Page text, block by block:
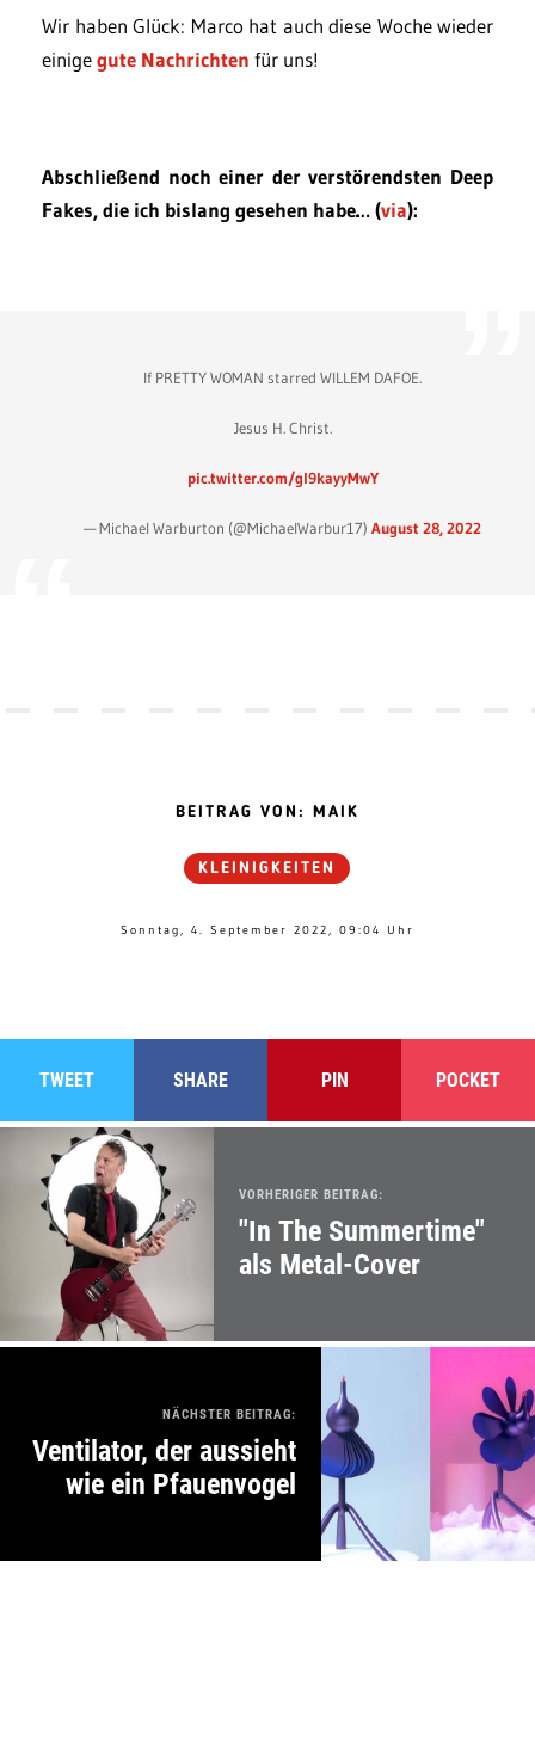
Wir haben Glück: Marco hat auch diese Woche wieder
einigegute Nachrichten für uns!
Abschließend noch einer der verstörendsten Deep
Fakes, die ich bislang gesehen habe… (via):
If PRETTY WOMAN starred WILLEM DAFOE.
Jesus H. Christ.
pic.twitter.com/gl9kayyMwY
— Michael Warburton (@MichaelWarbur17)August 28, 2022
BEITRAG VON: MAIK
KLEINIGKEITEN
Sonntag, 4. September 2022, 09:04 Uhr
TWEET SHARE PIN POCKET
VORHERIGER BEITRAG:
"In The Summertime"
als Metal-Cover
NÄCHSTER BEITRAG:
Ventilator, der aussieht
wie ein Pfauenvogel